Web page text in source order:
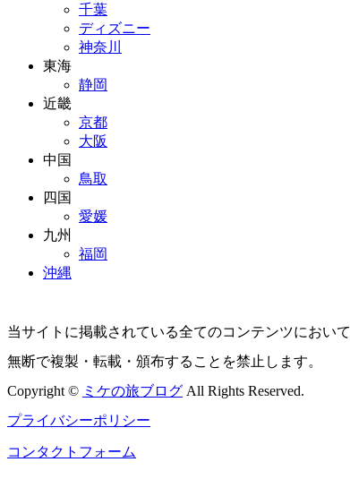
千葉
ディズニー
神奈川
東海
静岡
近畿
京都
大阪
中国
鳥取
四国
愛媛
九州
福岡
沖縄
当サイトに掲載されている全てのコンテンツにおいて
無断で複製・転載・頒布することを禁止します。
Copyright © ミケの旅ブログ All Rights Reserved.
プライバシーポリシー
コンタクトフォーム